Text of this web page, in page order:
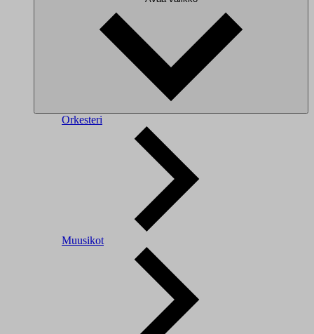
Orkesteri
Muusikot